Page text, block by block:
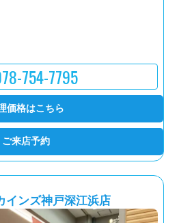
754-7795
価格はこちら
ご来店予約
インズ神戸深江浜店